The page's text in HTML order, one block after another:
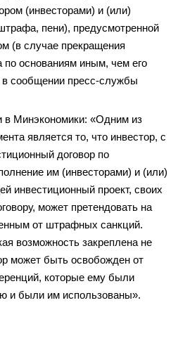
(инвесторами) и (или)
пени), предусмотренной
(в случае прекращения
по основаниям иным, чем его
в сообщении пресс-службы
в Минэкономики: «Одним из
является то, что инвестор, с
договор по
им (инвесторами) и (или)
инвестиционный проект, своих
может претендовать на
от штрафных санкций.
возможность закреплена не
может быть освобожден от
которые ему были
и были им использованы».